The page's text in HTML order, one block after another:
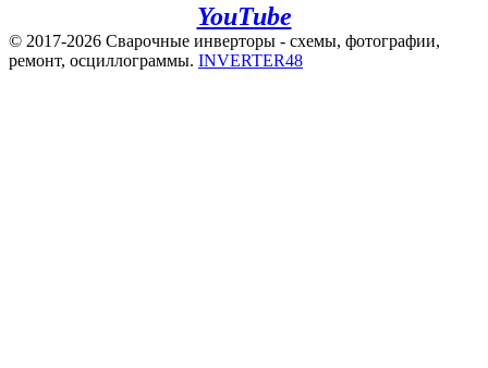
YouTube
© 2017-2026 Сварочные инверторы - схемы, фотографии,
ремонт, осциллограммы. INVERTER48